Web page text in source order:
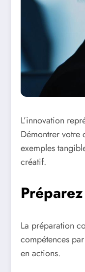
L’innovation
Démontrer votre
exemples
créatif.
La préparation
compétences
en actions.